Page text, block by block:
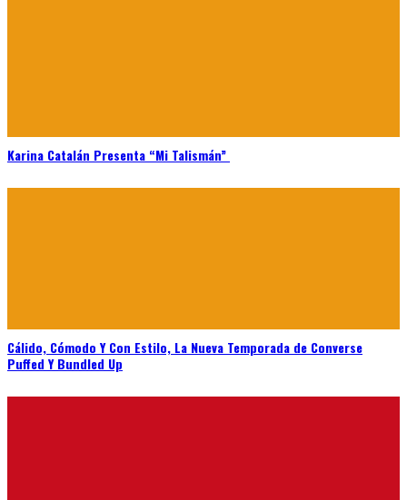
Karina Catalán Presenta “Mi Talismán”
Cálido, Cómodo Y Con Estilo, La Nueva Temporada de Converse
Puffed Y Bundled Up